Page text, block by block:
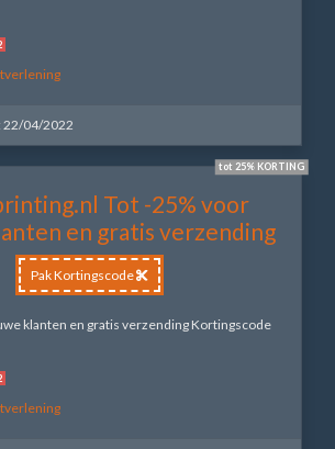
22/04/2022
tot 25% KORTING
Tot -25% voor
en gratis verzending
Pak Kortingscode
klanten en gratis verzending Kortingscode